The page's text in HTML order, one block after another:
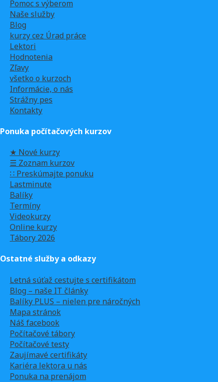
Pomoc s výberom
Naše služby
Blog
kurzy cez Úrad práce
Lektori
Hodnotenia
Zľavy
všetko o kurzoch
Informácie, o nás
Strážny pes
Kontakty
Ponuka počítačových kurzov
★ Nové kurzy
☰ Zoznam kurzov
∷ Preskúmajte ponuku
Lastminute
Balíky
Termíny
Videokurzy
Online kurzy
Tábory 2026
Ostatné služby a odkazy
Letná súťaž cestujte s certifikátom
Blog – naše IT články
Balíky PLUS – nielen pre náročných
Mapa stránok
Náš facebook
Počítačové tábory
Počítačové testy
Zaujímavé certifikáty
Kariéra lektora u nás
Ponuka na prenájom